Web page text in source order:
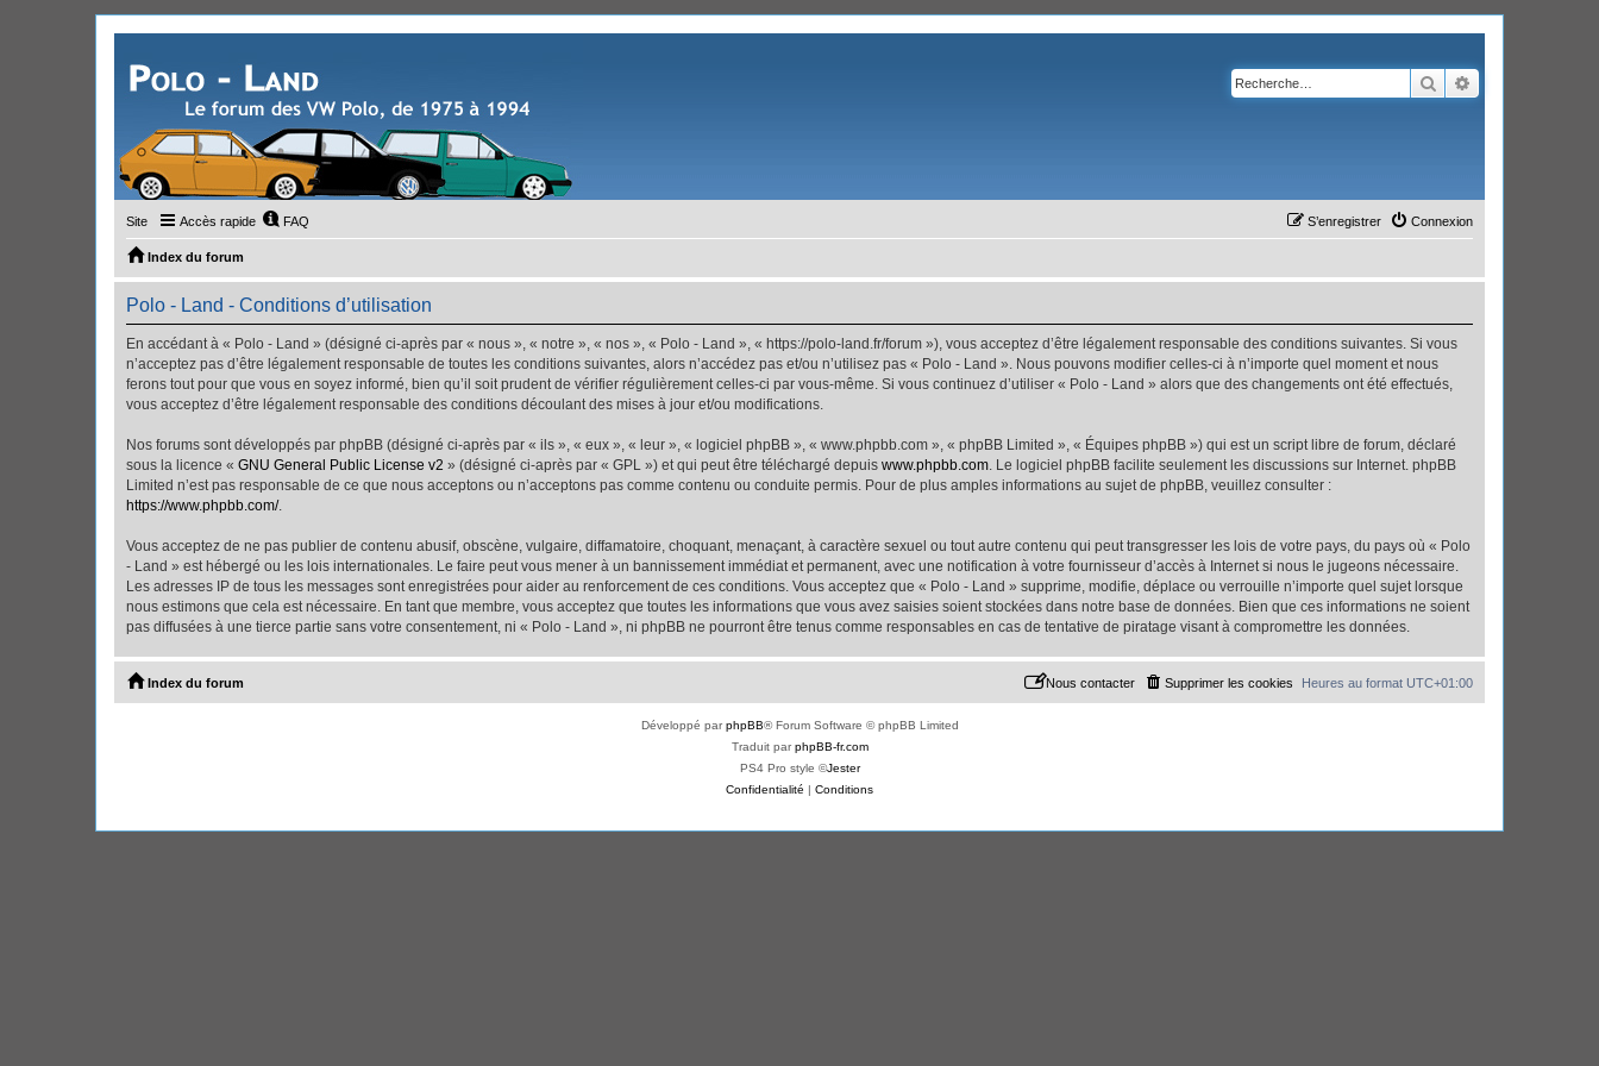
Rechercher
Site Accès rapide FAQ Connexion
S’enregistrer
Index du forum
Polo - Land - Conditions d’utilisation
En accédant à « Polo - Land » (désigné ci-après par « nous », « notre », « nos », « Polo - Land », « https://polo-land.fr/forum »), vous acceptez d’être légalement responsable des conditions suivantes. Si vous
n’acceptez pas d’être légalement responsable de toutes les conditions suivantes, alors n’accédez pas et/ou n’utilisez pas « Polo - Land ». Nous pouvons modifier celles-ci à n’importe quel moment et nous
ferons tout pour que vous en soyez informé, bien qu’il soit prudent de vérifier régulièrement celles-ci par vous-même. Si vous continuez d’utiliser « Polo - Land » alors que des changements ont été effectués,
vous acceptez d’être légalement responsable des conditions découlant des mises à jour et/ou modifications.
Nos forums sont développés par phpBB (désigné ci-après par « ils », « eux », « leur », « logiciel phpBB », « www.phpbb.com », « phpBB Limited », « Équipes phpBB ») qui est un script libre de forum, déclaré
sous la licence « GNU General Public License v2 » (désigné ci-après par « GPL ») et qui peut être téléchargé depuis www.phpbb.com. Le logiciel phpBB facilite seulement les discussions sur Internet. phpBB
Limited n’est pas responsable de ce que nous acceptons ou n’acceptons pas comme contenu ou conduite permis. Pour de plus amples informations au sujet de phpBB, veuillez consulter :
https://www.phpbb.com/.
Vous acceptez de ne pas publier de contenu abusif, obscène, vulgaire, diffamatoire, choquant, menaçant, à caractère sexuel ou tout autre contenu qui peut transgresser les lois de votre pays, du pays où « Polo
- Land » est hébergé ou les lois internationales. Le faire peut vous mener à un bannissement immédiat et permanent, avec une notification à votre fournisseur d’accès à Internet si nous le jugeons nécessaire.
Les adresses IP de tous les messages sont enregistrées pour aider au renforcement de ces conditions. Vous acceptez que « Polo - Land » supprime, modifie, déplace ou verrouille n’importe quel sujet lorsque
nous estimons que cela est nécessaire. En tant que membre, vous acceptez que toutes les informations que vous avez saisies soient stockées dans notre base de données. Bien que ces informations ne soient
pas diffusées à une tierce partie sans votre consentement, ni « Polo - Land », ni phpBB ne pourront être tenus comme responsables en cas de tentative de piratage visant à compromettre les données.
Index du forum Heures au format UTC+01:00
Supprimer les cookies
Nous contacter
Développé parphpBB® Forum Software © phpBB Limited
Traduit parphpBB-fr.com
PS4 Pro style ©Jester
Confidentialité | Conditions